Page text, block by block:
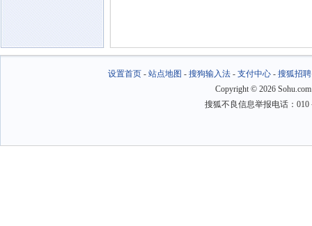
设置首页- 站点地图 - 搜狗输入法- 支付中心- 搜狐招聘
Copyright © 2026
搜狐不良信息举报电话：010